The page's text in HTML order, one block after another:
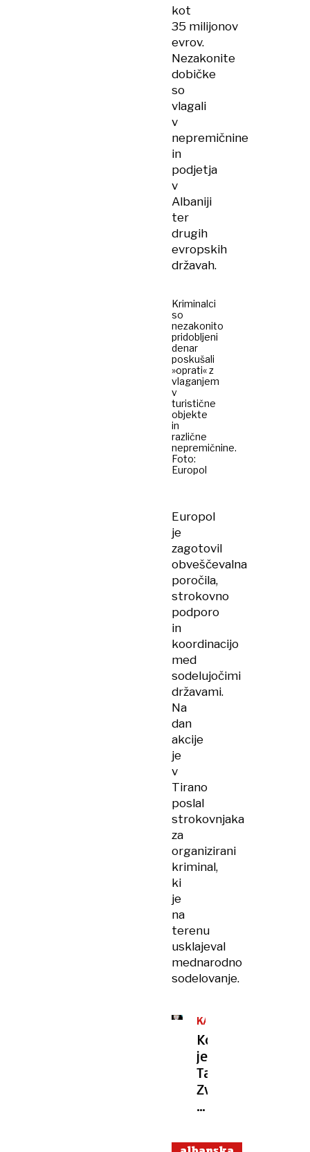
kot
35 milijonov
evrov.
Nezakonite
dobičke
so
vlagali
v
nepremičnine
in
podjetja
v
Albaniji
ter
drugih
evropskih
državah.
Kriminalci
so
nezakonito
pridobljeni
denar
poskušali
»oprati« z
vlaganjem
v
turistične
objekte
in
različne
nepremičnine.
Foto:
Europol
Europol
je
zagotovil
obveščevalna
poročila,
strokovno
podporo
in
koordinacijo
med
sodelujočimi
državami.
Na
dan
akcije
je
v
Tirano
poslal
strokovnjaka
za
organizirani
kriminal,
ki
je
na
terenu
usklajeval
mednarodno
sodelovanje.
KAVAŠKI
KLAN
Kdo
je
Tamara
Zvicer,
prva
balkanske